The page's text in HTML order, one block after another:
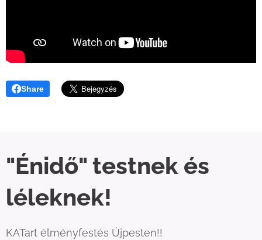
Share
"Énidő" testnek és
léleknek!
KATart élményfestés Újpesten!!